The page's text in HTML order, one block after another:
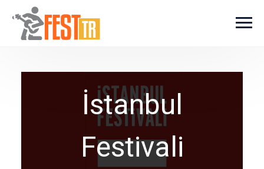
Ana içeriğe atla
İstanbul
Festivali